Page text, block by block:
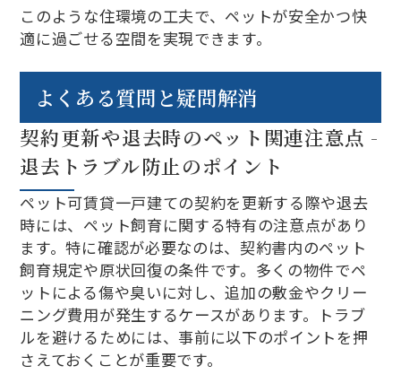
このような住環境の工夫で、ペットが安全かつ快
適に過ごせる空間を実現できます。
よくある質問と疑問解消
契約更新や退去時のペット関連注意点 -
退去トラブル防止のポイント
ペット可賃貸一戸建ての契約を更新する際や退去
時には、ペット飼育に関する特有の注意点があり
ます。特に確認が必要なのは、契約書内のペット
飼育規定や原状回復の条件です。多くの物件でペ
ットによる傷や臭いに対し、追加の敷金やクリー
ニング費用が発生するケースがあります。トラブ
ルを避けるためには、事前に以下のポイントを押
さえておくことが重要です。